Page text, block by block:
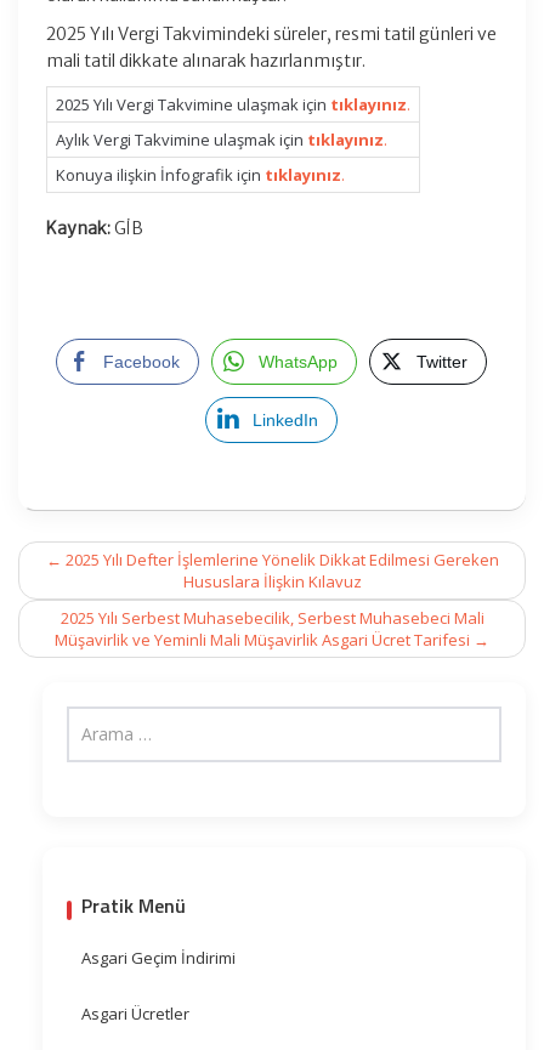
2025 Yılı Vergi Takvimindeki süreler, resmi tatil günleri ve
mali tatil dikkate alınarak hazırlanmıştır.
2025 Yılı Vergi Takvimine ulaşmak için tıklayınız.
Aylık Vergi Takvimine ulaşmak için tıklayınız.
Konuya ilişkin İnfografik için tıklayınız.
Kaynak:GİB
Facebook WhatsApp Twitter
LinkedIn
Post
navigation
← 2025 Yılı Defter İşlemlerine Yönelik Dikkat Edilmesi Gereken
Hususlara İlişkin Kılavuz
2025 Yılı Serbest Muhasebecilik, Serbest Muhasebeci Mali
Müşavirlik ve Yeminli Mali Müşavirlik Asgari Ücret Tarifesi →
Pratik Menü
Asgari Geçim İndirimi
Asgari Ücretler